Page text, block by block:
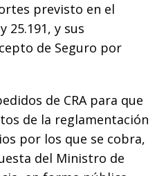
previsto en el
25.191, y sus
de Seguro por
de CRA para que
de la reglamentación
por los que se cobra,
del Ministro de